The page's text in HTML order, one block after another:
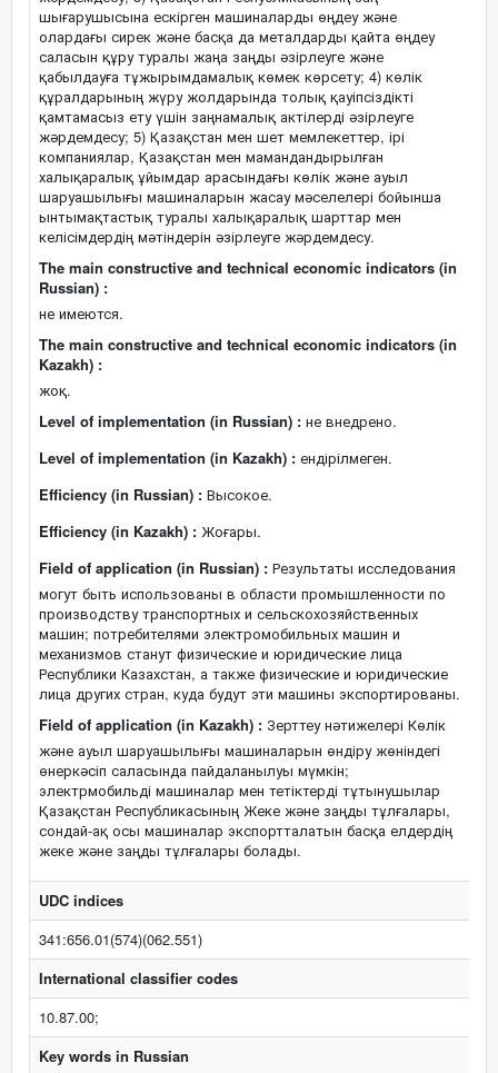
шығарушысына ескірген машиналарды өңдеу және
олардағы сирек және басқа да металдарды қайта өңдеу
саласын құру туралы жаңа заңды әзірлеуге және
қабылдауға тұжырымдамалық көмек көрсету; 4) көлік
құралдарының жүру жолдарында толық қауіпсіздікті
қамтамасыз ету үшін заңнамалық актілерді әзірлеуге
жәрдемдесу; 5) Қазақстан мен шет мемлекеттер, ірі
компаниялар, Қазақстан мен мамандандырылған
халықаралық ұйымдар арасындағы көлік және ауыл
шаруашылығы машиналарын жасау мәселелері бойынша
ынтымақтастық туралы халықаралық шарттар мен
келісімдердің мәтіндерін әзірлеуге жәрдемдесу.
The main constructive and technical economic indicators (in
Russian) :
не имеются.
The main constructive and technical economic indicators (in
Kazakh) :
жоқ.
Level of implementation (in Russian) : не внедрено.
Level of implementation (in Kazakh) : ендірілмеген.
Efficiency (in Russian) : Высокое.
Efficiency (in Kazakh) : Жоғары.
Field of application (in Russian) : Результаты исследования
могут быть использованы в области промышленности по
производству транспортных и сельскохозяйственных
машин; потребителями электромобильных машин и
механизмов станут физические и юридические лица
Республики Казахстан, а также физические и юридические
лица других стран, куда будут эти машины экспортированы.
Field of application (in Kazakh) : Зерттеу нәтижелері Көлік
және ауыл шаруашылығы машиналарын өндіру жөніндегі
өнеркәсіп саласында пайдаланылуы мүмкін;
электрмобильді машиналар мен тетіктерді тұтынушылар
Қазақстан Республикасының Жеке және заңды тұлғалары,
сондай-ақ осы машиналар экспортталатын басқа елдердің
жеке және заңды тұлғалары болады.
UDC indices
341:656.01(574)(062.551)
International classifier codes
10.87.00;
Key words in Russian